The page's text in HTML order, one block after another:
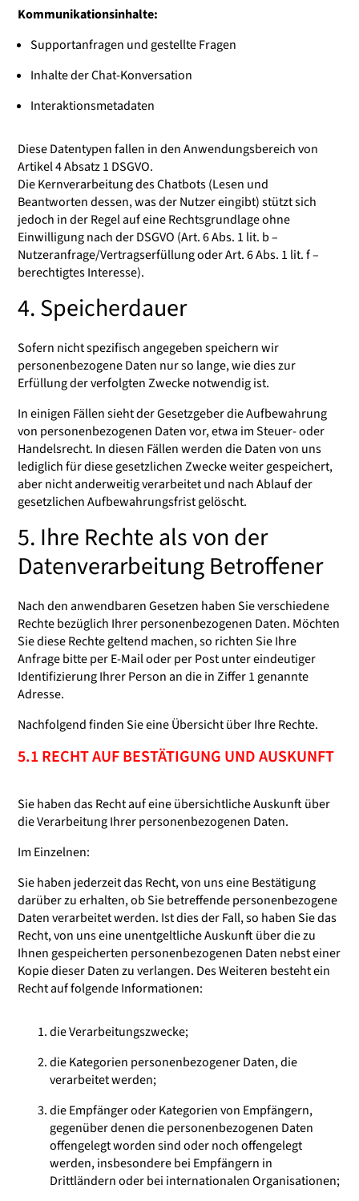
Kommunikationsinhalte:
Supportanfragen und gestellte Fragen
Inhalte der Chat-Konversation
Interaktionsmetadaten
Diese Datentypen fallen in den Anwendungsbereich von
Artikel 4 Absatz 1 DSGVO.
Die Kernverarbeitung des Chatbots (Lesen und
Beantworten dessen, was der Nutzer eingibt) stützt sich
jedoch in der Regel auf eine Rechtsgrundlage ohne
Einwilligung nach der DSGVO (Art. 6 Abs. 1 lit. b –
Nutzeranfrage/Vertragserfüllung oder Art. 6 Abs. 1 lit. f –
berechtigtes Interesse).
4. Speicherdauer
Sofern nicht spezifisch angegeben speichern wir
personenbezogene Daten nur so lange, wie dies zur
Erfüllung der verfolgten Zwecke notwendig ist.
In einigen Fällen sieht der Gesetzgeber die Aufbewahrung
von personenbezogenen Daten vor, etwa im Steuer- oder
Handelsrecht. In diesen Fällen werden die Daten von uns
lediglich für diese gesetzlichen Zwecke weiter gespeichert,
aber nicht anderweitig verarbeitet und nach Ablauf der
gesetzlichen Aufbewahrungsfrist gelöscht.
5. Ihre Rechte als von der
Datenverarbeitung Betroffener
Nach den anwendbaren Gesetzen haben Sie verschiedene
Rechte bezüglich Ihrer personenbezogenen Daten. Möchten
Sie diese Rechte geltend machen, so richten Sie Ihre
Anfrage bitte per E-Mail oder per Post unter eindeutiger
Identifizierung Ihrer Person an die in Ziffer 1 genannte
Adresse.
Nachfolgend finden Sie eine Übersicht über Ihre Rechte.
5.1 RECHT AUF BESTÄTIGUNG UND AUSKUNFT
Sie haben das Recht auf eine übersichtliche Auskunft über
die Verarbeitung Ihrer personenbezogenen Daten.
Im Einzelnen:
Sie haben jederzeit das Recht, von uns eine Bestätigung
darüber zu erhalten, ob Sie betreffende personenbezogene
Daten verarbeitet werden. Ist dies der Fall, so haben Sie das
Recht, von uns eine unentgeltliche Auskunft über die zu
Ihnen gespeicherten personenbezogenen Daten nebst einer
Kopie dieser Daten zu verlangen. Des Weiteren besteht ein
Recht auf folgende Informationen:
die Verarbeitungszwecke;
die Kategorien personenbezogener Daten, die
verarbeitet werden;
die Empfänger oder Kategorien von Empfängern,
gegenüber denen die personenbezogenen Daten
offengelegt worden sind oder noch offengelegt
werden, insbesondere bei Empfängern in
Drittländern oder bei internationalen Organisationen;